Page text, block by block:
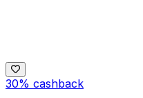
30% cashback